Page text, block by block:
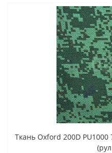
Ткань Oxford 200D